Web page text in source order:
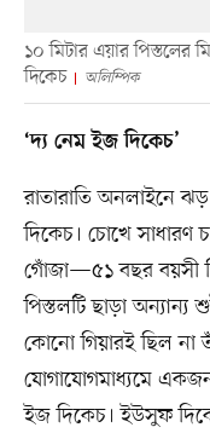
১০ মিটার এয়ার পিস্তলের
দিকেচ
অলিম্পিক
‘দ্য নেম ইজ দিকেচ’
রাতারাতি অনলাইনে
দিকেচ। চোখে সাধারণ
গোঁজা—৫১ বছর বয়সী
পিস্তলটি ছাড়া অন্যান্য
কোনো গিয়ারই ছিল না
যোগাযোগমাধ্যমে
ইজ দিকেচ। ইউসুফ